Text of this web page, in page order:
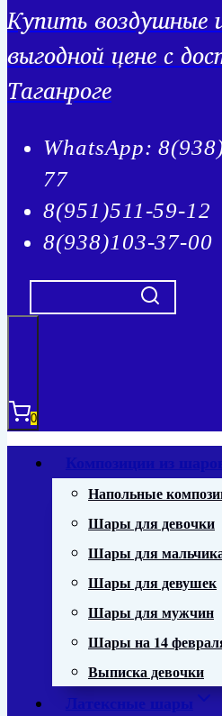
Купить воздушные
выгодной цене с
Таганроге
WhatsApp:
77
8(951)511-59-12
8(938)103-37-00
0
Композиции из
Напольные
Шары для девочки
Шары для
Шары для девушек
Шары для мужчин
Шары на 14
Выписка девочки
Латексные шары